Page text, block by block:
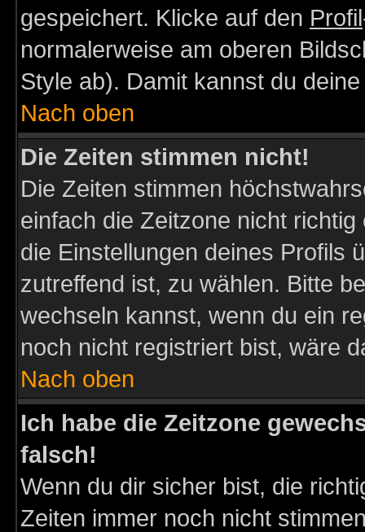
gespeichert. Klicke auf den Profil
normalerweise am oberen
Style ab). Damit kannst du
Nach oben
Die Zeiten stimmen nicht!
Die Zeiten stimmen
einfach die Zeitzone nicht
die Einstellungen deines Profils
zutreffend ist, zu wählen. Bitte
wechseln kannst, wenn du ein
noch nicht registriert bist, wäre
Nach oben
Ich habe die Zeitzone
falsch!
Wenn du dir sicher bist, die
Zeiten immer noch nicht